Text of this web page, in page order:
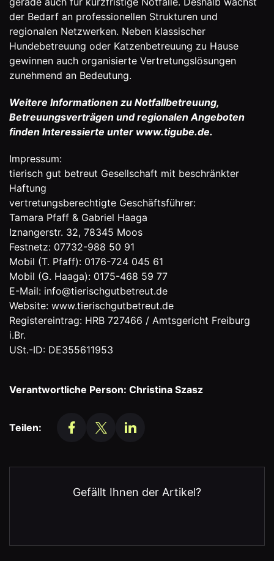
der Bedarf an professionellen Strukturen und
regionalen Netzwerken. Neben klassischer
Hundebetreuung oder Katzenbetreuung zu Hause
gewinnen auch organisierte Vertretungslösungen
zunehmend an Bedeutung.
Weitere Informationen zu Notfallbetreuung,
Betreuungsverträgen und regionalen Angeboten
finden Interessierte unter www.tigube.de.
Impressum:
tierisch gut betreut Gesellschaft mit beschränkter
Haftung
vertretungsberechtigte Geschäftsführer:
Tamara Pfaff & Gabriel Haaga
Iznangerstr. 32, 78345 Moos
Festnetz: 07732-988 50 91
Mobil (T. Pfaff): 0176-724 045 61
Mobil (G. Haaga): 0175-468 59 77
E-Mail: info@tierischgutbetreut.de
Website: www.tierischgutbetreut.de
Registereintrag: HRB 727466 / Amtsgericht Freiburg
i.Br.
USt.-ID: DE355611953
Verantwortliche Person: Christina Szasz
Teilen:
Gefällt Ihnen der Artikel?